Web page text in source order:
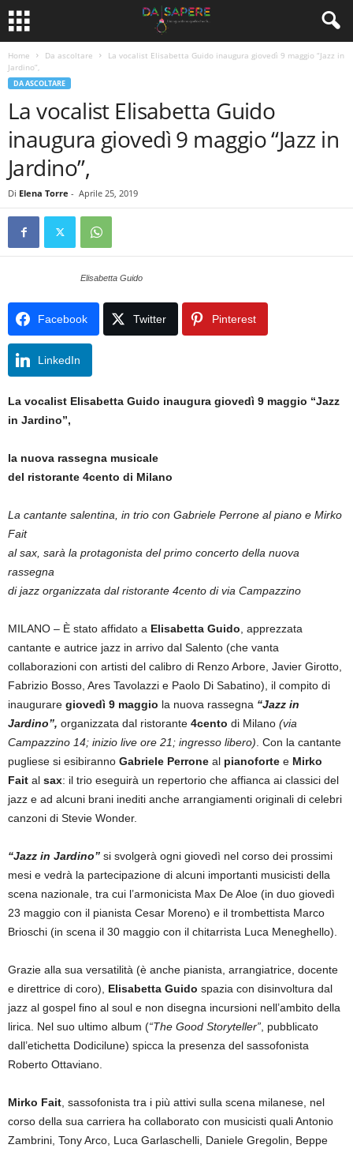
Home Da ascoltare
La vocalist Elisabetta Guido inaugura giovedì 9 maggio “Jazz in
Jardino”,
DA ASCOLTARE
La vocalist Elisabetta Guido
inaugura giovedì 9 maggio “Jazz in
Jardino”,
Di Elena Torre - Aprile 25, 2019
Elisabetta Guido
Facebook Twitter Pinterest
LinkedIn
La vocalist Elisabetta Guido inaugura giovedì 9 maggio “Jazz
in Jardino”,
la nuova rassegna musicale
del ristorante 4cento di Milano
La cantante salentina, in trio con Gabriele Perrone al piano e Mirko
Fait
al sax, sarà la protagonista del primo concerto della nuova
rassegna
di jazz organizzata dal ristorante 4cento di via Campazzino
MILANO – È stato affidato a Elisabetta Guido , apprezzata
cantante e autrice jazz in arrivo dal Salento (che vanta
collaborazioni con artisti del calibro di Renzo Arbore, Javier Girotto,
Fabrizio Bosso, Ares Tavolazzi e Paolo Di Sabatino), il compito di
inaugurare giovedì 9 maggio la nuova rassegna “Jazz in
Jardino”, organizzata dal ristorante 4cento di Milano (via
Campazzino 14; inizio live ore 21; ingresso libero) . Con la cantante
pugliese si esibiranno Gabriele Perrone al pianoforte e Mirko
Fait al sax: il trio eseguirà un repertorio che affianca ai classici del
jazz e ad alcuni brani inediti anche arrangiamenti originali di celebri
canzoni di Stevie Wonder.
“Jazz in Jardino” si svolgerà ogni giovedì nel corso dei prossimi
mesi e vedrà la partecipazione di alcuni importanti musicisti della
scena nazionale, tra cui l’armonicista Max De Aloe (in duo giovedì
23 maggio con il pianista Cesar Moreno) e il trombettista Marco
Brioschi (in scena il 30 maggio con il chitarrista Luca Meneghello).
Grazie alla sua versatilità (è anche pianista, arrangiatrice, docente
e direttrice di coro), Elisabetta Guido spazia con disinvoltura dal
jazz al gospel fino al soul e non disegna incursioni nell’ambito della
lirica. Nel suo ultimo album (“The Good Storyteller” , pubblicato
dall’etichetta Dodicilune) spicca la presenza del sassofonista
Roberto Ottaviano.
Mirko Fait , sassofonista tra i più attivi sulla scena milanese, nel
corso della sua carriera ha collaborato con musicisti quali Antonio
Zambrini, Tony Arco, Luca Garlaschelli, Daniele Gregolin, Beppe